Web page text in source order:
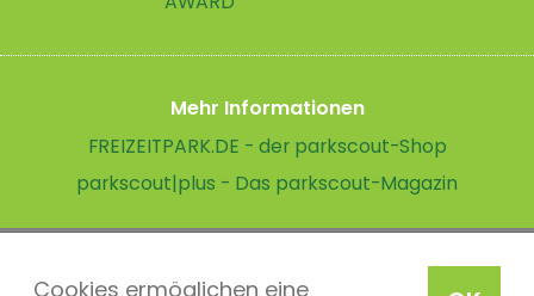
Cookies ermöglichen eine
Mehr Informationen
FREIZEITPARK.DE - der parkscout-Shop
parkscout|plus - Das parkscout-Magazin